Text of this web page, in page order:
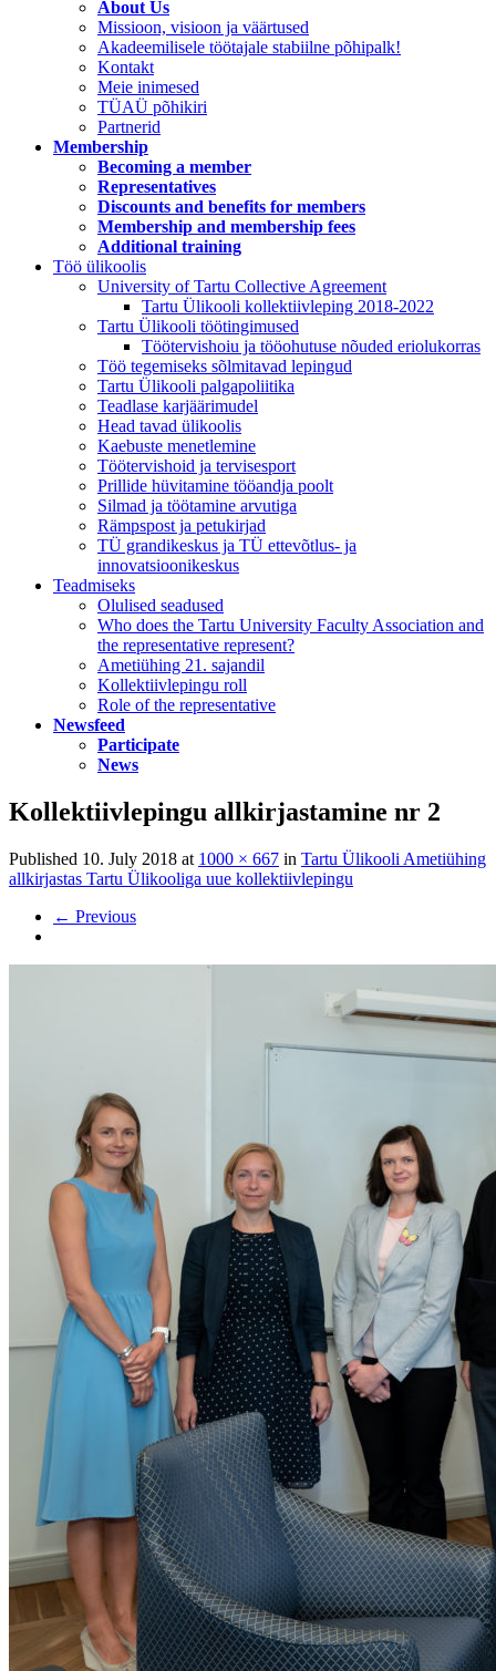
About Us
Missioon, visioon ja väärtused
Akadeemilisele töötajale stabiilne põhipalk!
Kontakt
Meie inimesed
TÜAÜ põhikiri
Partnerid
Membership
Becoming a member
Representatives
Discounts and benefits for members
Membership and membership fees
Additional training
Töö ülikoolis
University of Tartu Collective Agreement
Tartu Ülikooli kollektiivleping 2018-2022
Tartu Ülikooli töötingimused
Töötervishoiu ja tööohutuse nõuded eriolukorras
Töö tegemiseks sõlmitavad lepingud
Tartu Ülikooli palgapoliitika
Teadlase karjäärimudel
Head tavad ülikoolis
Kaebuste menetlemine
Töötervishoid ja tervisesport
Prillide hüvitamine tööandja poolt
Silmad ja töötamine arvutiga
Rämpspost ja petukirjad
TÜ grandikeskus ja TÜ ettevõtlus- ja
innovatsioonikeskus
Teadmiseks
Olulised seadused
Who does the Tartu University Faculty Association and
the representative represent?
Ametiühing 21. sajandil
Kollektiivlepingu roll
Role of the representative
Newsfeed
Participate
News
Kollektiivlepingu allkirjastamine nr 2
Published 10. July 2018 at 1000 × 667 in Tartu Ülikooli Ametiühing
allkirjastas Tartu Ülikooliga uue kollektiivlepingu
← Previous